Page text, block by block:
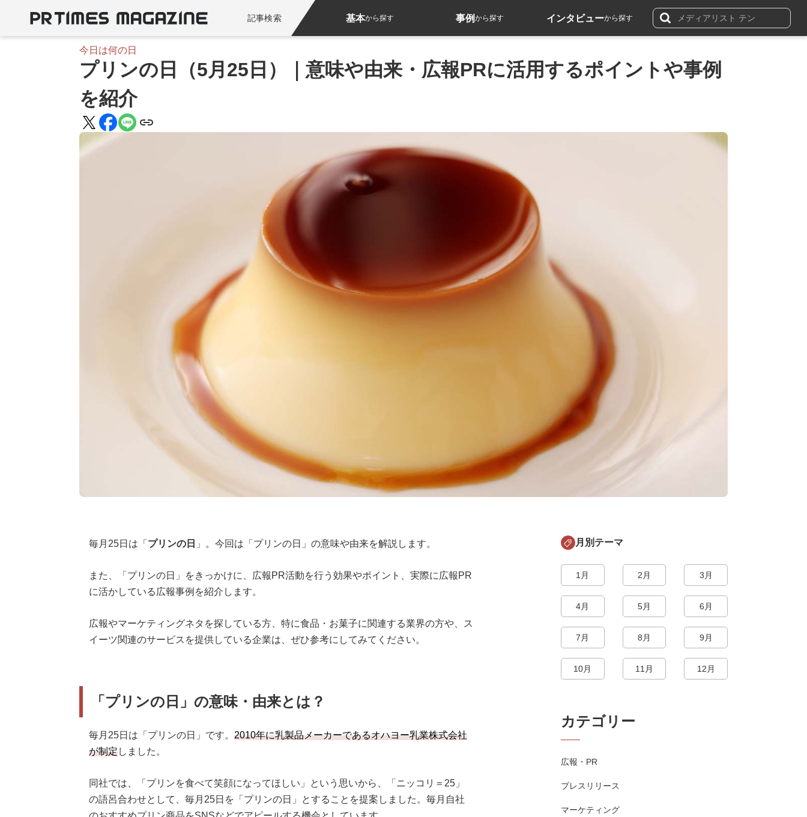
記事検索 基本から探す 事例から探す インタビューから探す
今日は何の日
プリンの日（5月25日）｜意味や由来・広報PRに活用するポイントや事例
を紹介
毎月25日は「 プリンの日 」。今回は「プリンの日」の意味や由来を解説します。
また、「プリンの日」をきっかけに、広報PR活動を行う効果やポイント、実際に広報PR
に活かしている広報事例を紹介します。
広報やマーケティングネタを探している方、特に食品・お菓子に関連する業界の方や、ス
イーツ関連のサービスを提供している企業は、ぜひ参考にしてみてください。
「プリンの日」の意味・由来とは？
毎月25日は「プリンの日」です。 2010年に乳製品メーカーであるオハヨー乳業株式会社
が制定しました。
同社では、「プリンを食べて笑顔になってほしい」という思いから、「ニッコリ＝25」
の語呂合わせとして、毎月25日を「プリンの日」とすることを提案しました。毎月自社
月別テーマ
1月 2月 3月
4月 5月 6月
7月 8月 9月
10月 11月 12月
カテゴリー
広報・PR
プレスリリース
マーケティング